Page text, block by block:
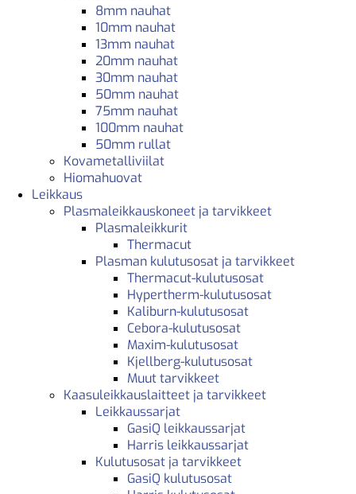
8mm nauhat
10mm nauhat
13mm nauhat
20mm nauhat
30mm nauhat
50mm nauhat
75mm nauhat
100mm nauhat
50mm rullat
Kovametalliviilat
Hiomahuovat
Leikkaus
Plasmaleikkauskoneet ja tarvikkeet
Plasmaleikkurit
Thermacut
Plasman kulutusosat ja tarvikkeet
Thermacut-kulutusosat
Hypertherm-kulutusosat
Kaliburn-kulutusosat
Cebora-kulutusosat
Maxim-kulutusosat
Kjellberg-kulutusosat
Muut tarvikkeet
Kaasuleikkauslaitteet ja tarvikkeet
Leikkaussarjat
GasiQ leikkaussarjat
Harris leikkaussarjat
Kulutusosat ja tarvikkeet
GasiQ kulutusosat